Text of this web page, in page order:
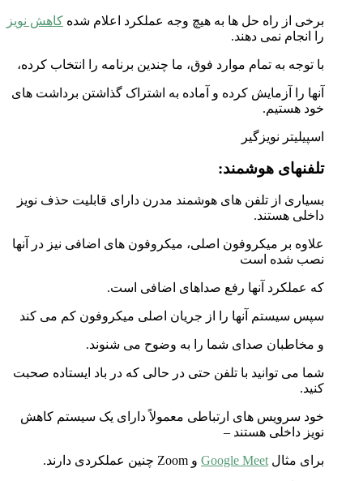
برخی از راه حل ها به هیچ وجه عملکرد اعلام شده کاهش نویز
را انجام نمی دهند.
با توجه به تمام موارد فوق، ما چندین برنامه را انتخاب کرده،
آنها را آزمایش کرده و آماده به اشتراک گذاشتن برداشت های
خود هستیم.
اسپیلیتر نویزگیر
تلفنهای هوشمند:
بسیاری از تلفن های هوشمند مدرن دارای قابلیت حذف نویز
داخلی هستند.
علاوه بر میکروفون اصلی، میکروفون های اضافی نیز در آنها
نصب شده است
که عملکرد آنها رفع صداهای اضافی است.
سپس سیستم آنها را از جریان اصلی میکروفون کم می کند
و مخاطبان صدای شما را به وضوح می شنوند.
شما می توانید با تلفن حتی در حالی که در باد ایستاده صحبت
کنید.
خود سرویس های ارتباطی معمولاً دارای یک سیستم کاهش
نویز داخلی هستند –
برای مثال Google Meet و Zoom چنین عملکردی دارند.